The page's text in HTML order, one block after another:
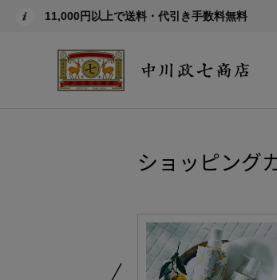
11,000円以上で送料・代引き手数料無料
ショッピング